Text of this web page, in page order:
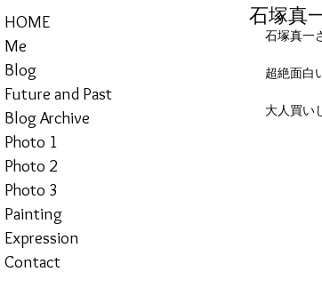
石塚真
石塚真一
超絶面白
大人買い
HOME
Me
Blog
Future and Past
Blog Archive
Photo 1
Photo 2
Photo 3
Painting
Expression
Contact